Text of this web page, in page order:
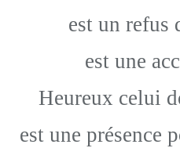
est un refus
est une
Heureux celui
est une présence